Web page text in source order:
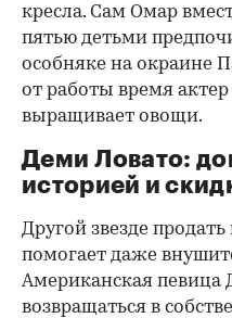
кресла. Сам Омар
пятью детьми
особняке на окраине
от работы время
выращивает овощи.
Деми Ловато:
историей и
Другой звезде
помогает даже
Американская певица
возвращаться в